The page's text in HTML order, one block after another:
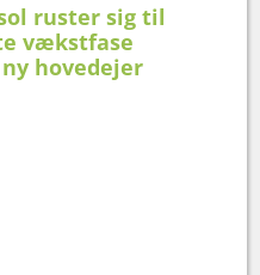
ruster sig til
vækstfase
hovedejer